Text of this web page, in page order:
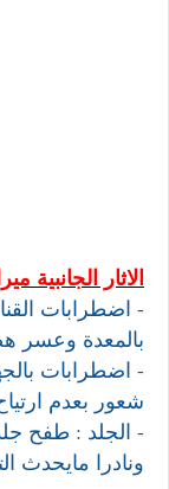
الاثار الجانبية
- اضطرابات
بالمعدة وعسر
- اضطرابات
شعور بعدم
- الجلد : طفح
ونادرا مايحدث